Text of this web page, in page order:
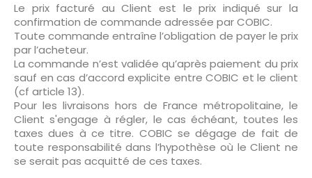
Le prix facturé au Client est le prix indiqué sur la
confirmation de commande adressée par COBIC.
Toute commande entraîne l’obligation de payer le prix
par l’acheteur.
La commande n’est validée qu’après paiement du prix
sauf en cas d’accord explicite entre COBIC et le client
(cf article 13).
Pour les livraisons hors de France métropolitaine, le
Client s'engage à régler, le cas échéant, toutes les
taxes dues à ce titre. COBIC se dégage de fait de
toute responsabilité dans l’hypothèse où le Client ne
se serait pas acquitté de ces taxes.